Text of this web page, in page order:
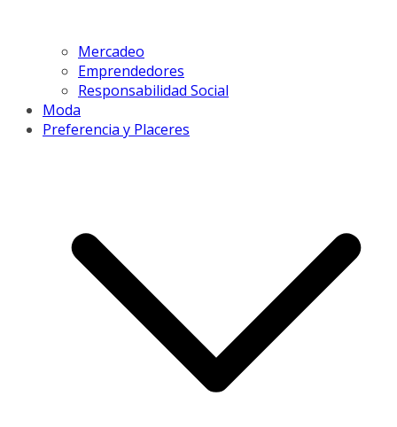
Mercadeo
Emprendedores
Responsabilidad Social
Moda
Preferencia y Placeres